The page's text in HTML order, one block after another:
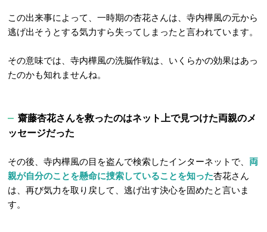
この出来事によって、一時期の杏花さんは、寺内樺風の元から
逃げ出そうとする気力すら失ってしまったと言われています。
その意味では、寺内樺風の洗脳作戦は、いくらかの効果はあっ
たのかも知れませんね。
齋藤杏花さんを救ったのはネット上で見つけた両親のメ
ッセージだった
その後、寺内樺風の目を盗んで検索したインターネットで、 両
親が自分のことを懸命に捜索していることを知った杏花さん
は、再び気力を取り戻して、逃げ出す決心を固めたと言いま
す。